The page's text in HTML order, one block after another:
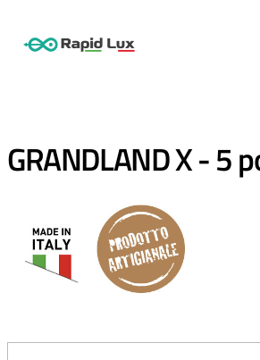
GRANDLAND X - 5